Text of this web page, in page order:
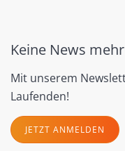
Keine News
Mit unserem
Laufenden!
JETZT ANMELDEN